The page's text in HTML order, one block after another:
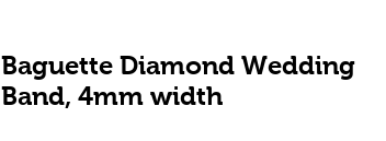
Baguette Diamond Wedding
Band, 4mm width